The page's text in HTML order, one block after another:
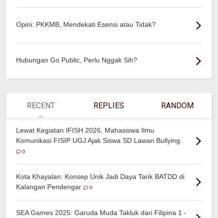
Opini: PKKMB, Mendekati Esensi atau Tidak?
Hubungan Go Public, Perlu Nggak Sih?
RECENT REPLIES RANDOM
Lewat Kegiatan IFISH 2026, Mahasiswa Ilmu
Komunikasi FISIP UGJ Ajak Siswa SD Lawan Bullying.
0
Kota Khayalan: Konsep Unik Jadi Daya Tarik BATDD di
Kalangan Pendengar
0
SEA Games 2025: Garuda Muda Takluk dari Filipina 1 -